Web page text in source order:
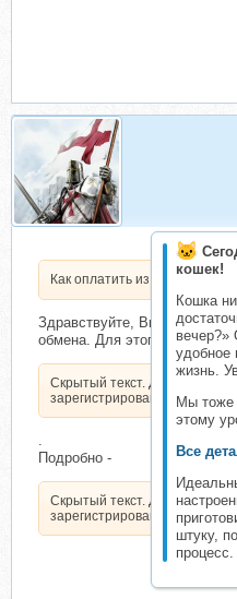
кошек!
Кошка
вечер?»
удобное
жизнь.
Мы тоже
этому
Все
штуку,
процесс.
Как оплатить из Беларуси?
Здравствуйте, Вы можете
обмена. Для этого создайте
Скрытый текст. Доступен
зарегистрированным
.
Подробно -
Скрытый текст. Доступен
зарегистрированным